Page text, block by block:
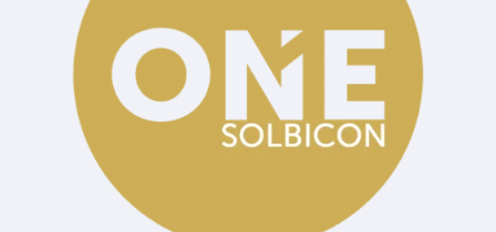
estilo de vida
Lujo
Sin Categoria
Tendencias del mercado